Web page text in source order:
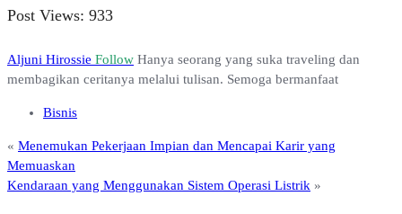
Post Views: 933
Aljuni Hirossie Follow Hanya seorang yang suka traveling dan
membagikan ceritanya melalui tulisan. Semoga bermanfaat
Bisnis
« Menemukan Pekerjaan Impian dan Mencapai Karir yang
Memuaskan
Kendaraan yang Menggunakan Sistem Operasi Listrik »